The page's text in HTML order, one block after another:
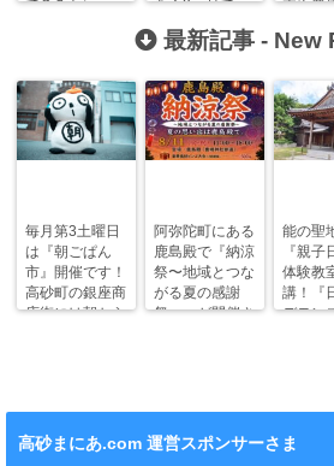
てるみたい…。
を！2ヶ月で
−5kgを目指そ
う！
売や農
に。
最新記事 - New
毎月第3土曜日
は『朝ごぱん
市』開催です！
高砂町の銀座商
店街には朝から
阿弥陀町にある
鹿島殿で『納涼
祭〜地域とつな
がる夏の感謝
祭〜』が開催さ
能の聖
『親子
体験教
講！『
デモン
高砂まにあ.com 運営スポンサーさま